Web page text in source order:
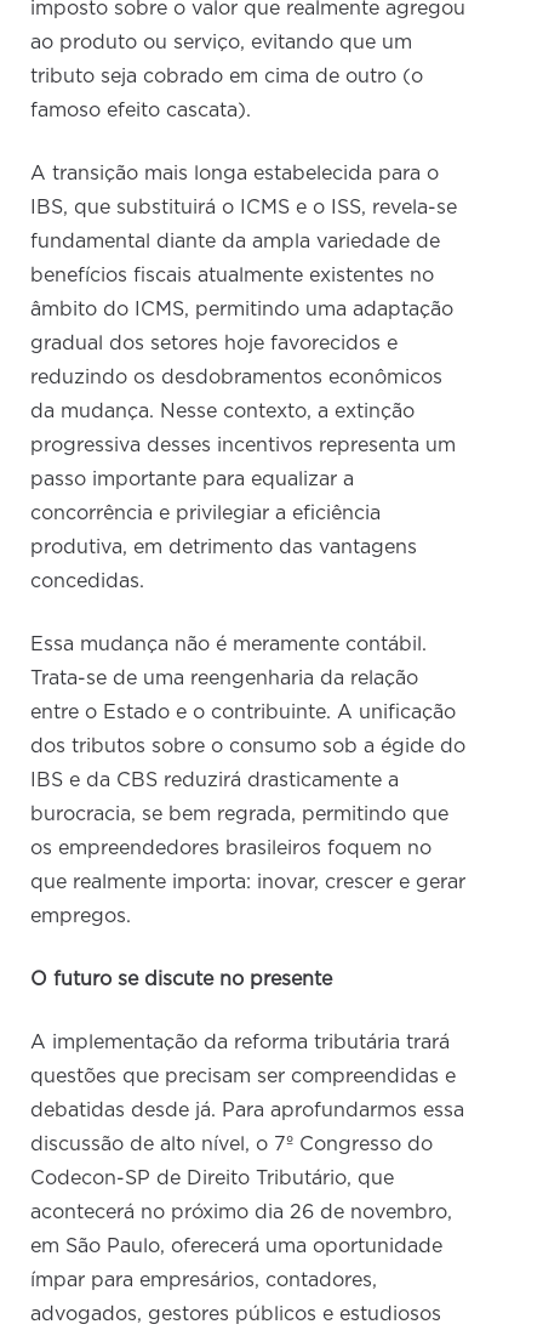
imposto sobre o valor que realmente agregou
ao produto ou serviço, evitando que um
tributo seja cobrado em cima de outro (o
famoso efeito cascata).
A transição mais longa estabelecida para o
IBS, que substituirá o ICMS e o ISS, revela-se
fundamental diante da ampla variedade de
benefícios fiscais atualmente existentes no
âmbito do ICMS, permitindo uma adaptação
gradual dos setores hoje favorecidos e
reduzindo os desdobramentos econômicos
da mudança. Nesse contexto, a extinção
progressiva desses incentivos representa um
passo importante para equalizar a
concorrência e privilegiar a eficiência
produtiva, em detrimento das vantagens
concedidas.
Essa mudança não é meramente contábil.
Trata-se de uma reengenharia da relação
entre o Estado e o contribuinte. A unificação
dos tributos sobre o consumo sob a égide do
IBS e da CBS reduzirá drasticamente a
burocracia, se bem regrada, permitindo que
os empreendedores brasileiros foquem no
que realmente importa: inovar, crescer e gerar
empregos.
O futuro se discute no presente
A implementação da reforma tributária trará
questões que precisam ser compreendidas e
debatidas desde já. Para aprofundarmos essa
discussão de alto nível, o 7º Congresso do
Codecon-SP de Direito Tributário, que
acontecerá no próximo dia 26 de novembro,
em São Paulo, oferecerá uma oportunidade
ímpar para empresários, contadores,
advogados, gestores públicos e estudiosos